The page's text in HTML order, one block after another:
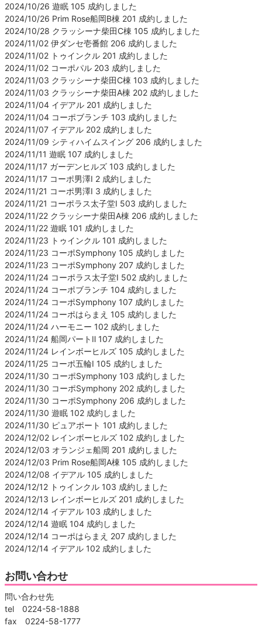
2024/10/26 遊眠 105 成約しました
2024/10/26 Prim Rose船岡B棟 201 成約しました
2024/10/28 クラッシーナ柴田C棟 105 成約しました
2024/11/02 伊ダンセ壱番館 206 成約しました
2024/11/02 トゥインクル 201 成約しました
2024/11/02 コーポパル 203 成約しました
2024/11/03 クラッシーナ柴田C棟 103 成約しました
2024/11/03 クラッシーナ柴田A棟 202 成約しました
2024/11/04 イデアル 201 成約しました
2024/11/04 コーポブランチ 103 成約しました
2024/11/07 イデアル 202 成約しました
2024/11/09 シティハイムスイング 206 成約しました
2024/11/11 遊眠 107 成約しました
2024/11/17 ガーデンヒルズ 103 成約しました
2024/11/17 コーポ男澤Ⅰ 2 成約しました
2024/11/21 コーポ男澤Ⅰ 3 成約しました
2024/11/21 コーポラス太子堂Ⅰ 503 成約しました
2024/11/22 クラッシーナ柴田A棟 206 成約しました
2024/11/22 遊眠 101 成約しました
2024/11/23 トゥインクル 101 成約しました
2024/11/23 コーポSymphony 105 成約しました
2024/11/23 コーポSymphony 207 成約しました
2024/11/24 コーポラス太子堂Ⅰ 502 成約しました
2024/11/24 コーポブランチ 104 成約しました
2024/11/24 コーポSymphony 107 成約しました
2024/11/24 コーポはらまえ 105 成約しました
2024/11/24 ハーモニー 102 成約しました
2024/11/24 船岡パートⅡ 107 成約しました
2024/11/24 レインボーヒルズ 105 成約しました
2024/11/25 コーポ五輪Ⅰ 105 成約しました
2024/11/30 コーポSymphony 103 成約しました
2024/11/30 コーポSymphony 202 成約しました
2024/11/30 コーポSymphony 206 成約しました
2024/11/30 遊眠 102 成約しました
2024/11/30 ピュアポート 101 成約しました
2024/12/02 レインボーヒルズ 102 成約しました
2024/12/03 オランジェ船岡 201 成約しました
2024/12/03 Prim Rose船岡A棟 105 成約しました
2024/12/08 イデアル 105 成約しました
2024/12/12 トゥインクル 103 成約しました
2024/12/13 レインボーヒルズ 201 成約しました
2024/12/14 イデアル 103 成約しました
2024/12/14 遊眠 104 成約しました
2024/12/14 コーポはらまえ 207 成約しました
2024/12/14 イデアル 102 成約しました
お問い合わせ
問い合わせ先
tel 0224-58-1888
fax 0224-58-1777